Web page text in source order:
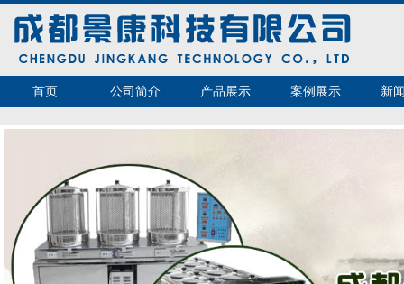
首页 公司简介 产品展示 案例展示 新